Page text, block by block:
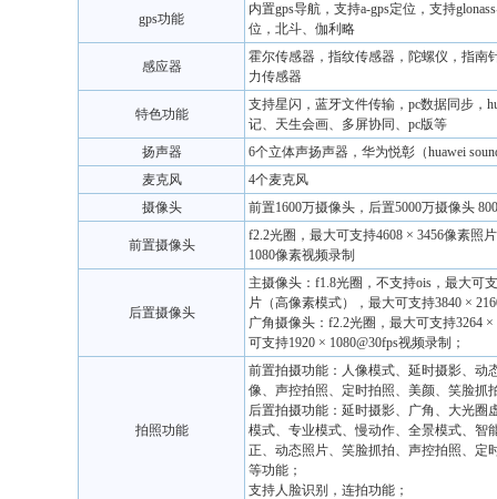
gps功能
内置gps导航，支持a-gps定位，支持
位，北斗、伽利略
感应器
霍尔传感器，指纹传感器，陀螺仪，指南
力传感器
特色功能
支持星闪，蓝牙文件传输，pc数据同步，
记、天生会画、多屏协同、pc版等
扬声器
6个立体声扬声器，华为悦彰（huawei
麦克风
4个麦克风
摄像头
前置1600万摄像头，后置5000万摄像头
前置摄像头
f2.2光圈，最大可支持4608 × 3456像素照
1080像素视频录制
后置摄像头
主摄像头：f1.8光圈，不支持ois，最大可
片（高像素模式），最大可支持3840 ×
广角摄像头：f2.2光圈，最大可支持3264
可支持1920 × 1080@30fps视频录制；
拍照功能
前置拍摄功能：人像模式、延时摄影、动
像、声控拍照、定时拍照、美颜、笑脸抓
后置拍摄功能：延时摄影、广角、大光圈
模式、专业模式、慢动作、全景模式、智
正、动态照片、笑脸抓拍、声控拍照、定
等功能；
支持人脸识别，连拍功能；